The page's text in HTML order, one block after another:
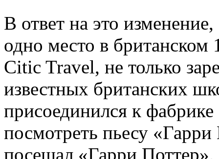
В ответ на это
одно место в
Citic Travel, не только
известных британских
присоединился к
посмотреть пьесу
посещал «Гарри